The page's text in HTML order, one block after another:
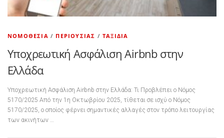
ΝΟΜΟΘΕΣΊΑ / ΠΕΡΙΟΥΣΊΑΣ /ΤΑΞΊΔΙΑ
Υποχρεωτική Ασφάλιση Airbnb στην
Ελλάδα
Υποχρεωτική Ασφάλιση Airbnb στην Ελλάδα: Τι Προβλέπει ο Νόμος
5170/2025 Από την 1η Οκτωβρίου 2025, τίθεται σε ισχύ ο Νόμος
5170/2025, ο οποίος φέρνει σημαντικές αλλαγές στον τρόπο λειτουργίας
των ακινήτων …